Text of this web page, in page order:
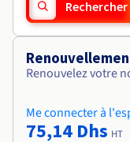
Rechercher
Renouvelez votre
Me connecter à
75,14 Dhs HT